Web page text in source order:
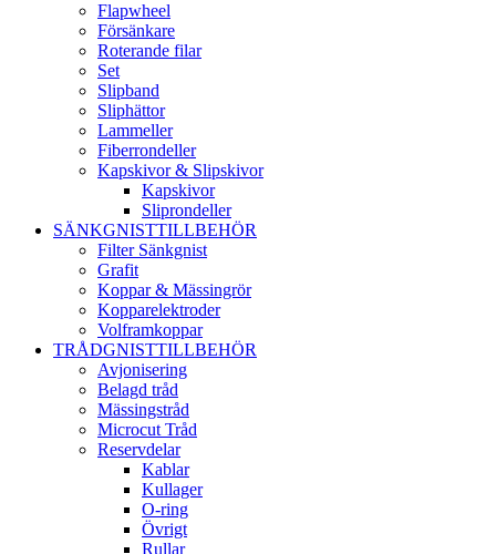
Flapwheel
Försänkare
Roterande filar
Set
Slipband
Sliphättor
Lammeller
Fiberrondeller
Kapskivor & Slipskivor
Kapskivor
Sliprondeller
SÄNKGNISTTILLBEHÖR
Filter Sänkgnist
Grafit
Koppar & Mässingrör
Kopparelektroder
Volframkoppar
TRÅDGNISTTILLBEHÖR
Avjonisering
Belagd tråd
Mässingstråd
Microcut Tråd
Reservdelar
Kablar
Kullager
O-ring
Övrigt
Rullar